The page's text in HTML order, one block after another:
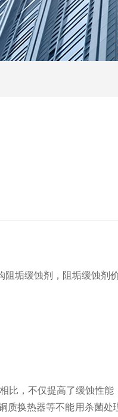
垢缓蚀剂，阻垢缓蚀剂
，不仅提高了缓蚀性
换热器等不能用杀菌